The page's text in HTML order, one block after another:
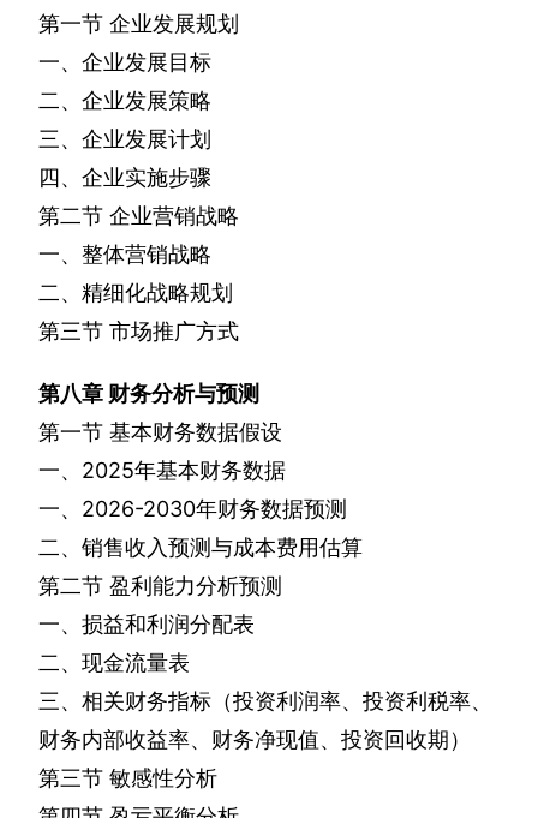
第一节 企业发展规划
一、企业发展目标
二、企业发展策略
三、企业发展计划
四、企业实施步骤
第二节 企业营销战略
一、整体营销战略
二、精细化战略规划
第三节 市场推广方式
第八章 财务分析与预测
第一节 基本财务数据假设
一、 2025年基本财务数据
一、 2026-2030年财务数据预测
二、销售收入预测与成本费用估算
第二节 盈利能力分析预测
一、损益和利润分配表
二、现金流量表
三、相关财务指标（投资利润率、投资利税率、
财务内部收益率、财务净现值、投资回收期）
第三节 敏感性分析